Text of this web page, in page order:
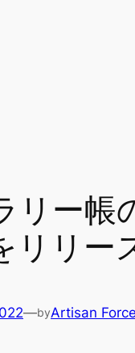
ー帳
リリー
—byArtisan Force